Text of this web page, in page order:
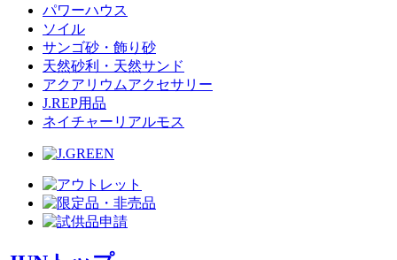
パワーハウス
ソイル
サンゴ砂・飾り砂
天然砂利・天然サンド
アクアリウムアクセサリー
J.REP用品
ネイチャーリアルモス